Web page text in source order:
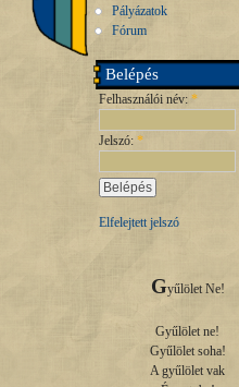
Pályázatok
Fórum
Belépés
Felhasználói név: *
Jelszó: *
Elfelejtett jelszó
Gyűlölet Ne!
Gyűlölet ne!
Gyűlölet soha!
A gyűlölet vak